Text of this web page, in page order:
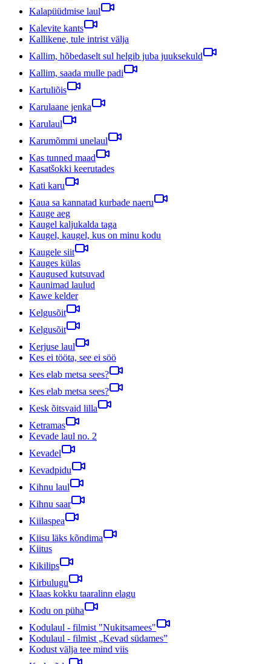
Kalapüüdmise laul
Kalevite kants
Kallikene, tule intrist välja
Kallim, hõbedaselt sul helgib juba juuksekuld
Kallim, saada mulle padi
Kartuliõis
Karulaane jenka
Karulaul
Karumõmmi unelaul
Kas tunned maad
Kasatšokki keerutades
Kati karu
Kaua sa kannatad kurbade naeru
Kauge aeg
Kaugel kaljukalda taga
Kaugel, kaugel, kus on minu kodu
Kaugele siit
Kauges külas
Kaugused kutsuvad
Kaunimad laulud
Kawe kelder
Kelgusõit
Kelgusõit
Kerjuse laul
Kes ei tööta, see ei söö
Kes elab metsa sees?
Kes elab metsa sees?
Kesk õitsvaid lilla
Ketramas
Kevade laul no. 2
Kevadel
Kevadpidu
Kihnu laul
Kihnu saar
Kiilaspea
Kiisu läks kõndima
Kiitus
Kikilips
Kirbulugu
Klaas kokku taaralinn elagu
Kodu on püha
Kodulaul - filmist "Nukitsamees"
Kodulaul - filmist „Kevad südames”
Kodust välja tee mind viis